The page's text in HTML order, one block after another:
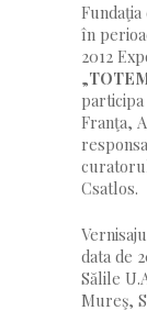
în
2012
„
participa
Franţa,
Csatlos.
data de
Sălile
Mureş,